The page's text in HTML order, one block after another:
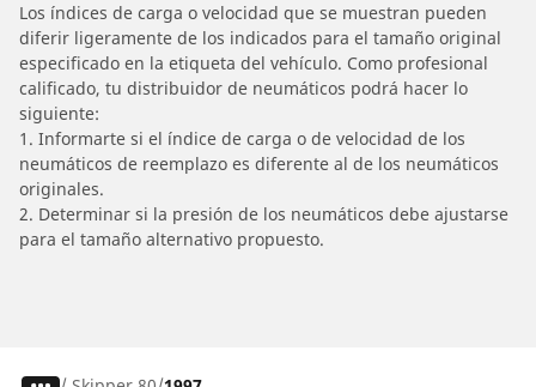
Los índices de carga o velocidad que se muestran pueden
diferir ligeramente de los indicados para el tamaño original
especificado en la etiqueta del vehículo. Como profesional
calificado, tu distribuidor de neumáticos podrá hacer lo
siguiente:
1. Informarte si el índice de carga o de velocidad de los
neumáticos de reemplazo es diferente al de los neumáticos
originales.
2. Determinar si la presión de los neumáticos debe ajustarse
para el tamaño alternativo propuesto.